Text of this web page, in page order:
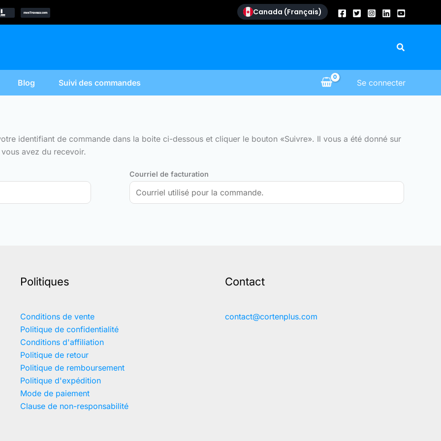
Canada (Français)
Blog Suivi des commandes Se connecter
identifiant de commande dans la boite ci-dessous et cliquer le bouton «Suivre». Il vous a été donné sur
avez du recevoir.
Courriel de facturation
Politiques
Conditions de vente
Politique de confidentialité
Conditions d'affiliation
Politique de retour
Politique de remboursement
Politique d'expédition
Mode de paiement
Clause de non-responsabilité
Contact
contact@cortenplus.com